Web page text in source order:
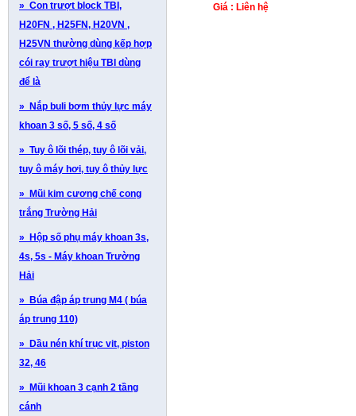
» Con trượt block TBI,
H20FN , H25FN, H20VN ,
H25VN thường dùng kếp hợp
cói ray trượt hiệu TBI dùng
để là
» Nắp buli bơm thủy lực máy
khoan 3 số, 5 số, 4 số
» Tuy ô lõi thép, tuy ô lõi vải,
tuy ô máy hơi, tuy ô thủy lực
» Mũi kim cương chế cong
trắng Trường Hải
» Hộp số phụ máy khoan 3s,
4s, 5s - Máy khoan Trường
Hải
» Búa đập áp trung M4 ( búa
áp trung 110)
» Dầu nén khí trục vit, piston
32, 46
» Mũi khoan 3 cạnh 2 tầng
cánh
Giá : Liên hệ